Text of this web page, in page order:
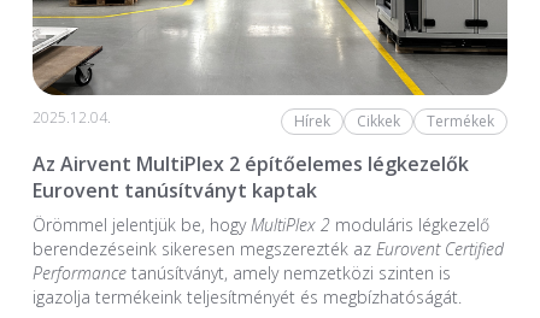
2025.12.04. Hírek Cikkek Termékek
Az Airvent MultiPlex 2 építőelemes légkezelők
Eurovent tanúsítványt kaptak
Örömmel jelentjük be, hogyMultiPlex 2moduláris légkezelő
berendezéseink sikeresen megszerezték az Eurovent Certified
Performancetanúsítványt, amely nemzetközi szinten is
igazolja termékeink teljesítményét és megbízhatóságát.